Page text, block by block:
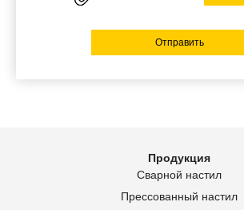
Отправить
Продукция
Сварной настил
Прессованный настил